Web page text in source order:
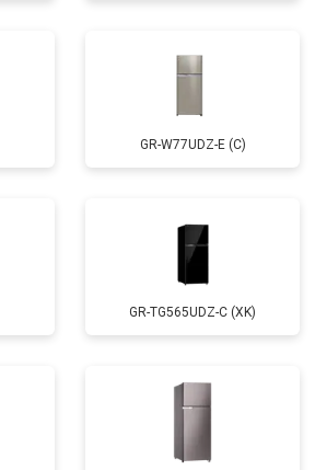
GR-W77UDZ-E (C)
GR-TG565UDZ-C (XK)